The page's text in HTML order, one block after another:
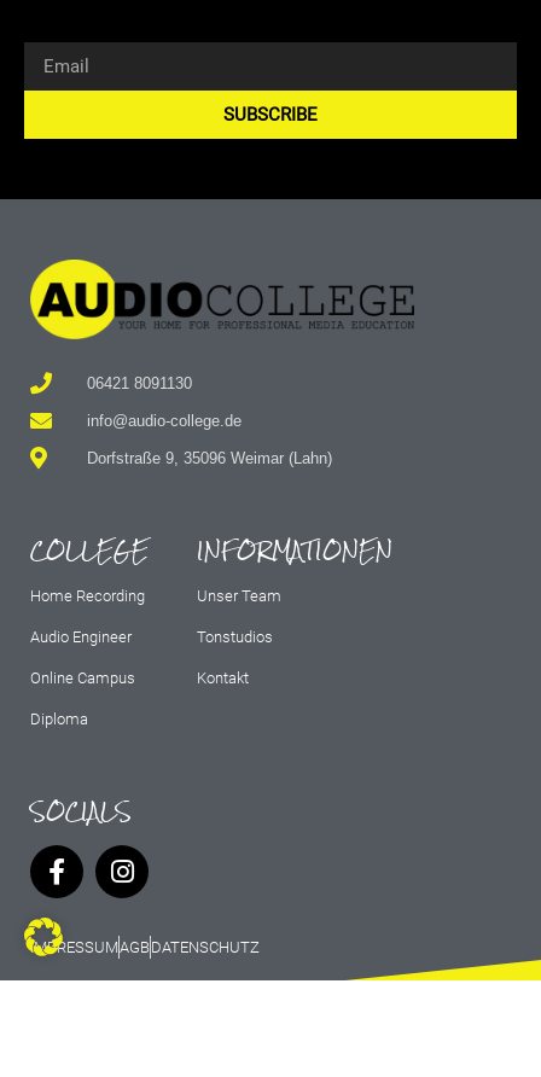
SUBSCRIBE
06421 8091130
info@audio-college.de
Dorfstraße 9, 35096 Weimar (Lahn)
COLLEGE
Home Recording
Audio Engineer
Online Campus
Diploma
INFORMATIONEN
Unser Team
Tonstudios
Kontakt
SOCIALS
IMPRESSUMAGBDATENSCHUTZ